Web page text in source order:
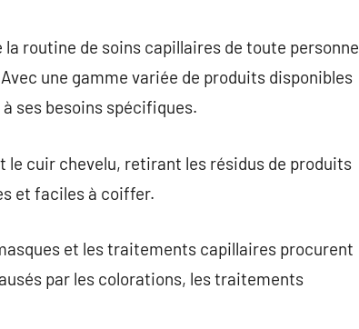
routine de soins capillaires de toute personne
une gamme variée de produits disponibles
ses besoins spécifiques.
cuir chevelu, retirant les résidus de produits
et faciles à coiffer.
et les traitements capillaires procurent
par les colorations, les traitements